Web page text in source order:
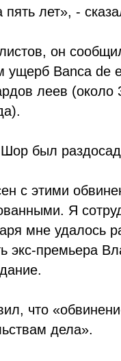
лет», -
он
Banca de
леев (около
Шор был
с этими
Я
мне удалось
экс-премьера
что
дела».